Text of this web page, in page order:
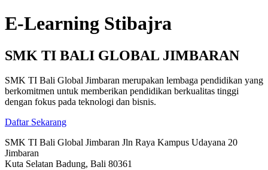
E-Learning Stibajra
SMK TI BALI GLOBAL JIMBARAN
SMK TI Bali Global Jimbaran merupakan lembaga pendidikan yang
berkomitmen untuk memberikan pendidikan berkualitas tinggi
dengan fokus pada teknologi dan bisnis.
Daftar Sekarang
SMK TI Bali Global Jimbaran Jln Raya Kampus Udayana 20
Jimbaran
Kuta Selatan Badung, Bali 80361